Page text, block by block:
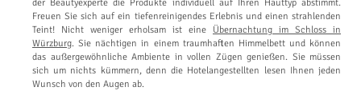
der Beautyexperte die Produkte individuell auf Ihren Hauttyp abstimmt.
Freuen Sie sich auf ein tiefenreinigendes Erlebnis und einen strahlenden
Teint! Nicht weniger erholsam ist eine Übernachtung im Schloss in
Würzburg. Sie nächtigen in einem traumhaften Himmelbett und können
das außergewöhnliche Ambiente in vollen Zügen genießen. Sie müssen
sich um nichts kümmern, denn die Hotelangestellten lesen Ihnen jeden
Wunsch von den Augen ab.